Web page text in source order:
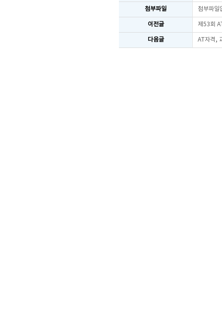
첨부파일 첨부파일
이전글 제53회
다음글 AT자격,